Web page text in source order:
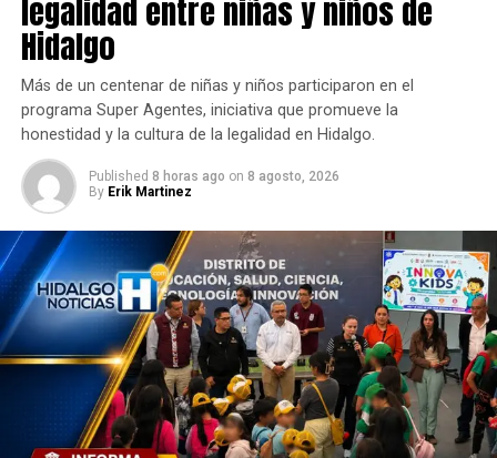
legalidad entre niñas y niños de
Hidalgo
Más de un centenar de niñas y niños participaron en el
programa Super Agentes, iniciativa que promueve la
honestidad y la cultura de la legalidad en Hidalgo.
Published 8 horas ago on 8 agosto, 2026
By Erik Martinez